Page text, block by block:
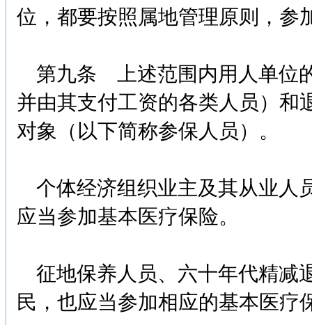
位，都要按照属地管理原则，参
第九条 上述范围内用人单位
并由其支付工资的各类人员）和
对象（以下简称参保人员）。
个体经济组织业主及其从业人
应当参加基本医疗保险。
征地保养人员、六十年代精减
民，也应当参加相应的基本医疗